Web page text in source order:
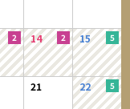
14 15
21 22